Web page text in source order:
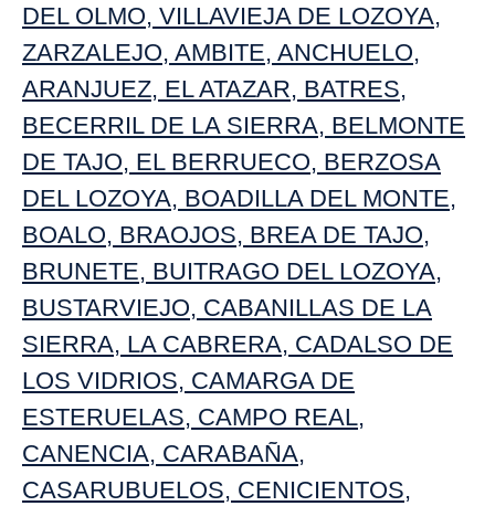
DEL OLMO, VILLAVIEJA DE LOZOYA,
ZARZALEJO, AMBITE, ANCHUELO,
ARANJUEZ, EL ATAZAR, BATRES,
BECERRIL DE LA SIERRA, BELMONTE
DE TAJO, EL BERRUECO, BERZOSA
DEL LOZOYA, BOADILLA DEL MONTE,
BOALO, BRAOJOS, BREA DE TAJO,
BRUNETE, BUITRAGO DEL LOZOYA,
BUSTARVIEJO, CABANILLAS DE LA
SIERRA, LA CABRERA, CADALSO DE
LOS VIDRIOS, CAMARGA DE
ESTERUELAS, CAMPO REAL,
CANENCIA, CARABAÑA,
CASARUBUELOS, CENICIENTOS,